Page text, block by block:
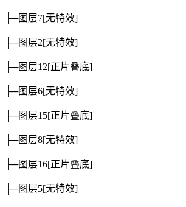
├─图层7[无特效]
├─图层2[无特效]
├─图层12[正片叠底]
├─图层6[无特效]
├─图层15[正片叠底]
├─图层8[无特效]
├─图层16[正片叠底]
├─图层5[无特效]